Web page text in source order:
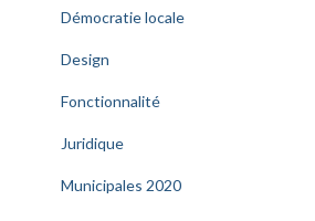
Démocratie locale
Design
Fonctionnalité
Juridique
Municipales 2020